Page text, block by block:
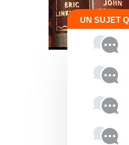
UN SUJET